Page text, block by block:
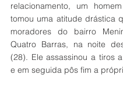
relacionamento, um
tomou uma atitude drástica
moradores do bairro
Quatro Barras, na noite
(28). Ele assassinou a tiros
e em seguida pôs fim a